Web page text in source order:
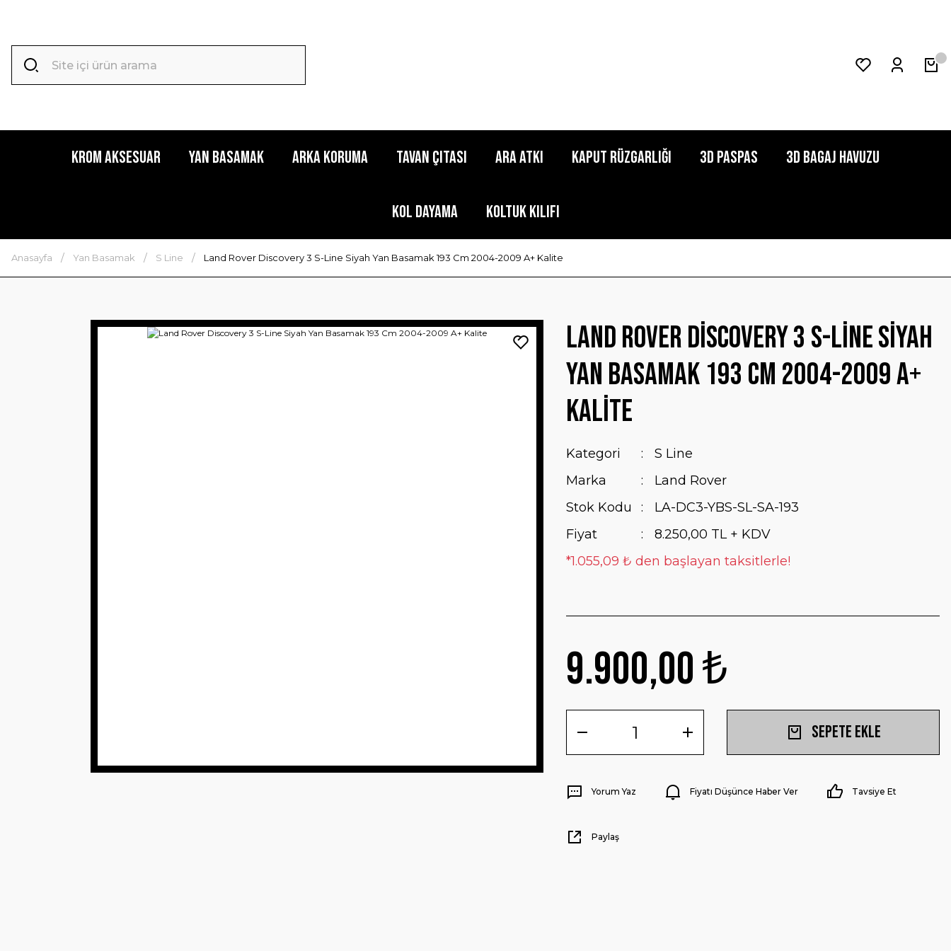
Krom Aksesuar Yan Basamak Arka Koruma Tavan Çıtası Ara Atkı Kaput Rüzgarlığı 3D Paspas 3D Bagaj Havuzu
Kol Dayama Koltuk Kılıfı
Anasayfa Yan Basamak S Line Land Rover Discovery 3 S-Line Siyah Yan Basamak 193 Cm 2004-2009 A+ Kalite
Land Rover Discovery 3 S-Line Siyah
Yan Basamak 193 Cm 2004-2009 A+
Kalite
Kategori
S Line
Marka
Land Rover
Stok Kodu
LA-DC3-YBS-SL-SA-193
Fiyat
8.250,00 TL + KDV
*1.055,09 ₺ den başlayan taksitlerle!
9.900,00 ₺
Sepete Ekle
Yorum Yaz Fiyatı Düşünce Haber Ver Tavsiye Et
Paylaş